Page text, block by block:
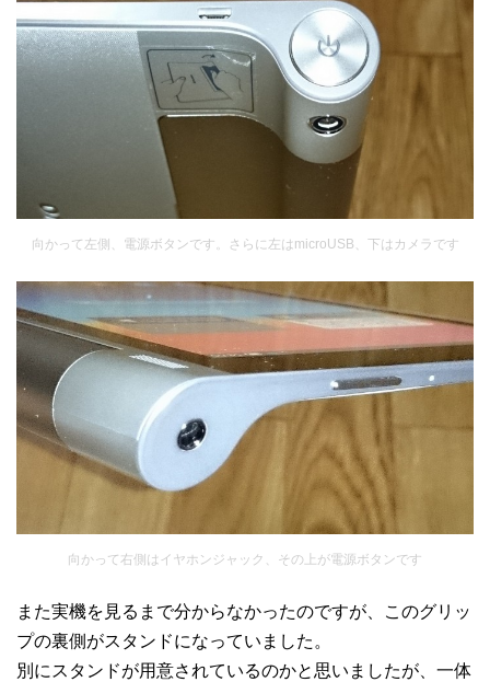
向かって左側、電源ボタンです。さらに左はmicroUSB、下はカメラです
向かって右側はイヤホンジャック、その上が電源ボタンです
また実機を見るまで分からなかったのですが、このグリッ
プの裏側がスタンドになっていました。
別にスタンドが用意されているのかと思いましたが、一体